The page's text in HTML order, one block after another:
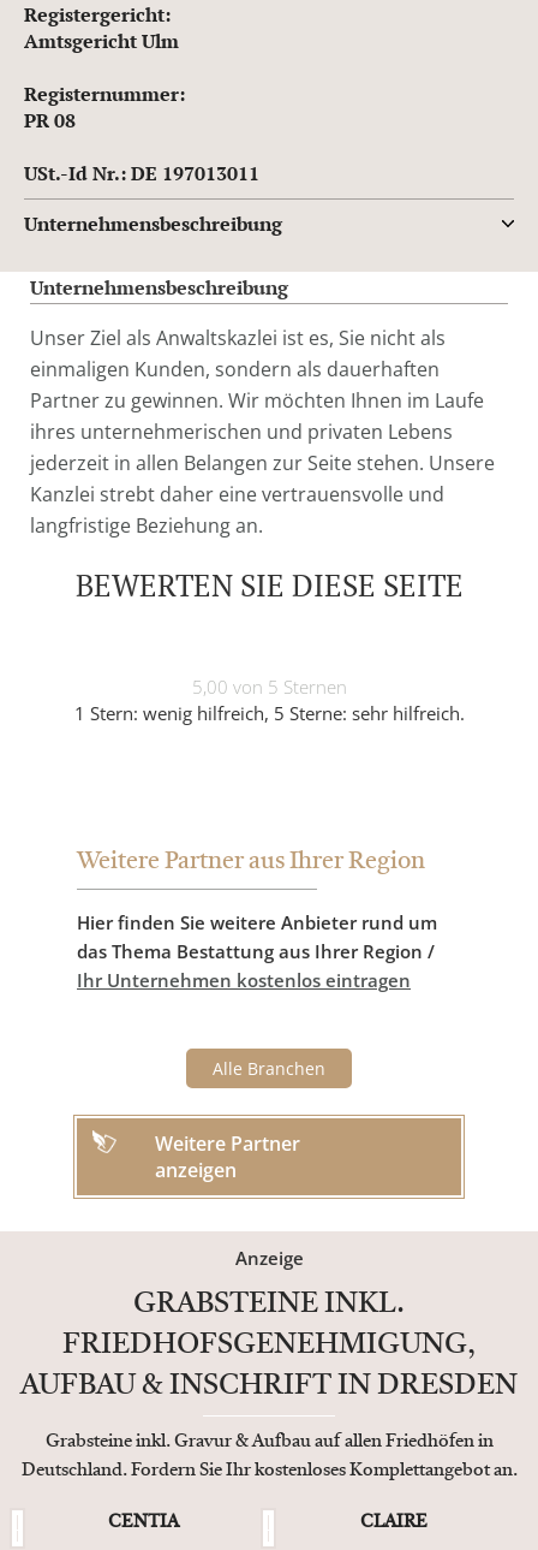
Registergericht:
Amtsgericht Ulm
Registernummer:
PR 08
USt.-Id Nr.: DE 197013011
Unternehmensbeschreibung
Unternehmensbeschreibung
Unser Ziel als Anwaltskazlei ist es, Sie nicht als
einmaligen Kunden, sondern als dauerhaften
Partner zu gewinnen. Wir möchten Ihnen im Laufe
ihres unternehmerischen und privaten Lebens
jederzeit in allen Belangen zur Seite stehen. Unsere
Kanzlei strebt daher eine vertrauensvolle und
langfristige Beziehung an.
BEWERTEN SIE DIESE SEITE
5,00 von 5 Sternen
1 Stern: wenig hilfreich, 5 Sterne: sehr hilfreich.
Weitere Partner aus Ihrer Region
Hier finden Sie weitere Anbieter rund um
das Thema Bestattung aus Ihrer Region /
Ihr Unternehmen kostenlos eintragen
Alle Branchen
Weitere Partner
anzeigen
Anzeige
GRABSTEINE INKL.
FRIEDHOFSGENEHMIGUNG,
AUFBAU & INSCHRIFT IN DRESDEN
Grabsteine inkl. Gravur & Aufbau auf allen Friedhöfen in
Deutschland. Fordern Sie Ihr kostenloses Komplettangebot an.
CENTIA
CLAIRE